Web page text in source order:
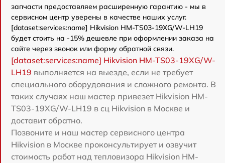
запчасти предоставляем расширенную гарантию - мы в
сервисном центр уверены в качестве наших услуг.
[dataset:services:name] Hikvision HM-TS03-19XG/W-LH19
будет стоить на -15% дешевле при оформлении заказа на
сайте через звонок или форму обратной связи.
[dataset:services:name] Hikvision HM-TS03-19XG/W-
LH19 выполняется на выезде, если не требует
специального оборудования и сложного ремонта. В
таких случаях наш мастер привезет Hikvision HM-
TS03-19XG/W-LH19 в сц Hikvision в Москве и
доставит обратно.
Позвоните и наш мастер сервисного центра
Hikvision в Москве проконсультирует и озвучит
стоимость работ над тепловизора Hikvision HM-